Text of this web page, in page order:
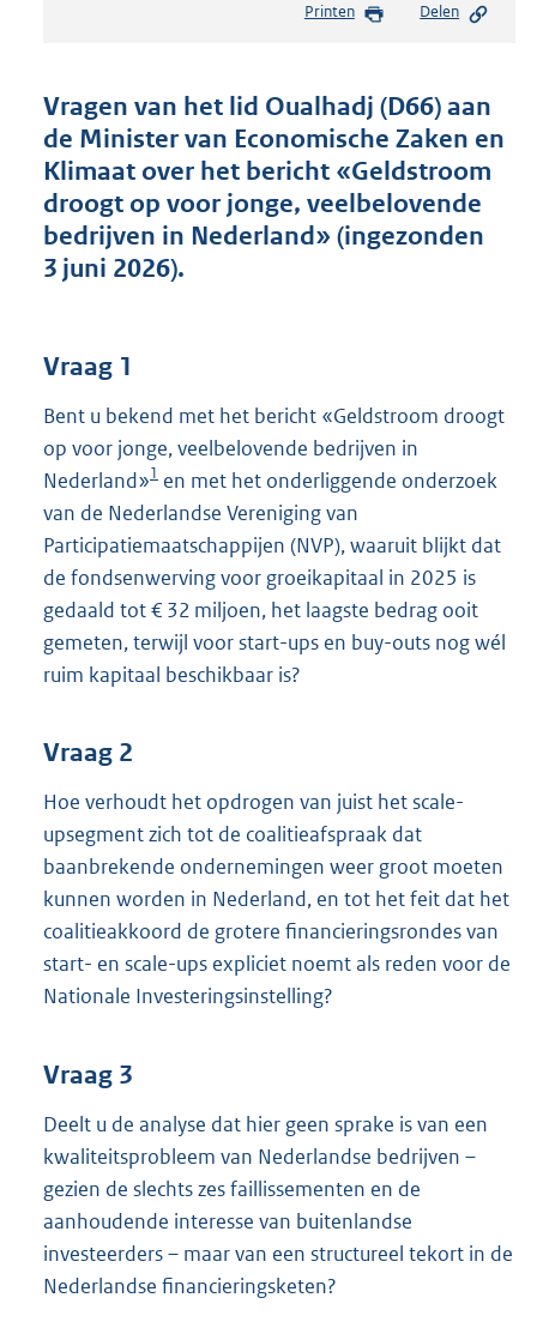
s
n
d
s
g
r
o
K
b
Printen Delen
Vragen van het lid Oualhadj (D66) aan
de Minister van Economische Zaken en
Klimaat over het bericht «Geldstroom
droogt op voor jonge, veelbelovende
bedrijven in Nederland» (ingezonden
3 juni 2026).
Vraag 1
Bent u bekend met het bericht «Geldstroom droogt
op voor jonge, veelbelovende bedrijven in
Nederland»1 en met het onderliggende onderzoek
van de Nederlandse Vereniging van
Participatiemaatschappijen (NVP), waaruit blijkt dat
de fondsenwerving voor groeikapitaal in 2025 is
gedaald tot € 32 miljoen, het laagste bedrag ooit
gemeten, terwijl voor start-ups en buy-outs nog wél
ruim kapitaal beschikbaar is?
Vraag 2
Hoe verhoudt het opdrogen van juist het scale-
upsegment zich tot de coalitieafspraak dat
baanbrekende ondernemingen weer groot moeten
kunnen worden in Nederland, en tot het feit dat het
coalitieakkoord de grotere financieringsrondes van
start- en scale-ups expliciet noemt als reden voor de
Nationale Investeringsinstelling?
Vraag 3
Deelt u de analyse dat hier geen sprake is van een
kwaliteitsprobleem van Nederlandse bedrijven –
gezien de slechts zes faillissementen en de
aanhoudende interesse van buitenlandse
investeerders – maar van een structureel tekort in de
Nederlandse financieringsketen?